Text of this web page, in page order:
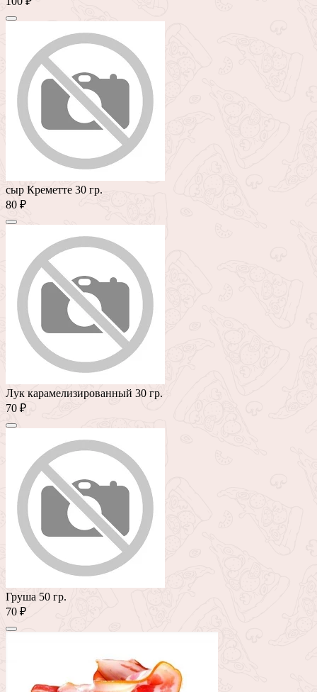
сыр Креметте 30 гр.
80 ₽
Лук карамелизированный 30 гр.
70 ₽
Груша 50 гр.
70 ₽